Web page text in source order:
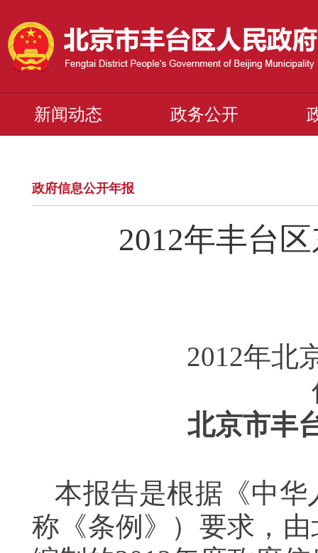
新闻动态 政务公开
政府信息公开年报
2012年丰台
2012年北
北京市丰
本报告是根据《中
称《条例》）要求，